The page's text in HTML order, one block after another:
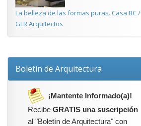
La belleza de las formas puras. Casa BC /
GLR Arquitectos
Boletín de Arquitectura
¡Mantente Informado(a)!
Recibe GRATIS una suscripción
al "Boletín de Arquitectura" con